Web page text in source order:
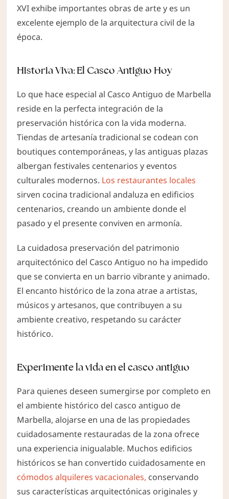
XVI exhibe importantes obras de arte y es un
excelente ejemplo de la arquitectura civil de la
época.
Historia Viva: El Casco Antiguo Hoy
Lo que hace especial al Casco Antiguo de Marbella
reside en la perfecta integración de la
preservación histórica con la vida moderna.
Tiendas de artesanía tradicional se codean con
boutiques contemporáneas, y las antiguas plazas
albergan festivales centenarios y eventos
culturales modernos. Los restaurantes locales
sirven cocina tradicional andaluza en edificios
centenarios, creando un ambiente donde el
pasado y el presente conviven en armonía.
La cuidadosa preservación del patrimonio
arquitectónico del Casco Antiguo no ha impedido
que se convierta en un barrio vibrante y animado.
El encanto histórico de la zona atrae a artistas,
músicos y artesanos, que contribuyen a su
ambiente creativo, respetando su carácter
histórico.
Experimente la vida en el casco antiguo
Para quienes deseen sumergirse por completo en
el ambiente histórico del casco antiguo de
Marbella, alojarse en una de las propiedades
cuidadosamente restauradas de la zona ofrece
una experiencia inigualable. Muchos edificios
históricos se han convertido cuidadosamente en
cómodos alquileres vacacionales, conservando
sus características arquitectónicas originales y